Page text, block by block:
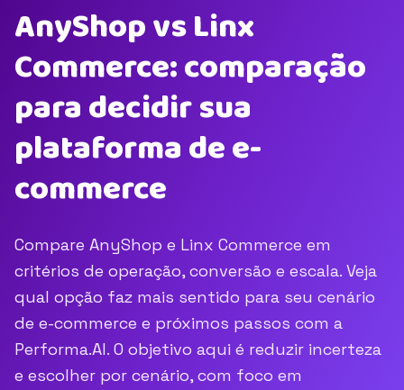
AnyShop vs Linx
Commerce: comparação
para decidir sua
plataforma de e-
commerce
Compare AnyShop e Linx Commerce em
critérios de operação, conversão e escala. Veja
qual opção faz mais sentido para seu cenário
de e-commerce e próximos passos com a
Performa.AI. O objetivo aqui é reduzir incerteza
e escolher por cenário, com foco em